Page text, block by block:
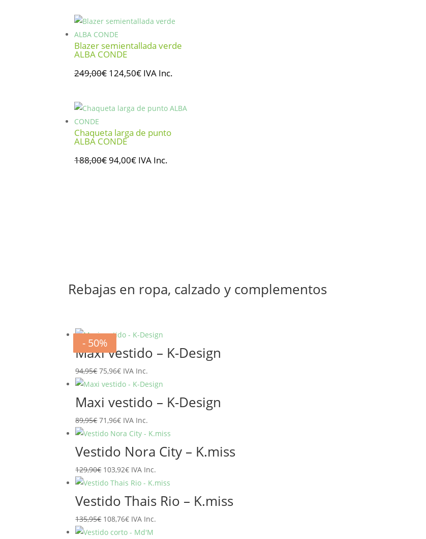
era:
311,00€.
es:
Blazer semientallada verde
ALBA CONDE
249,00€ El
era:
124,50€El
es:
IVA Inc.
Chaqueta larga de punto
ALBA CONDE
188,00€El
94,00€ElIVA Inc.
Rebajas en ropa, calzado y complementos
- 20%
Maxi vestido – K-Design
94,95€El
precio
original
era:
94,95€.
75,96€El
precio
actual
es:
75,96€.
IVA Inc.
- 20%
Maxi vestido – K-Design
89,95€El
precio
original
era:
89,95€.
71,96€El
precio
actual
es:
71,96€.
IVA Inc.
- 20%
Vestido Nora City – K.miss
129,90€ El
precio
original
era:
129,90€.
103,92€El
precio
actual
es:
103,92€.
IVA Inc.
- 20%
Vestido Thais Rio – K.miss
135,95€ El
precio
108,76€El
precio
IVA Inc.
- 20%
- 20%
- 50%
- 50%